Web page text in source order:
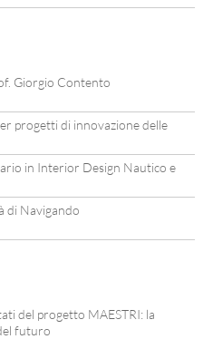
Giorgio Contento
progetti di innovazione delle
in Interior Design Nautico e
di Navigando
del progetto MAESTRI: la
futuro